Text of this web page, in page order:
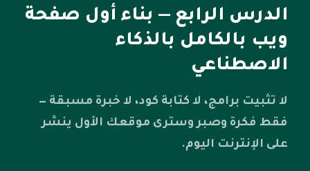
الدرس الرابع — بناء أول صفحة
ويب بالكامل بالذكاء
الاصطناعي
لا تثبيت برامج، لا كتابة كود، لا خبرة مسبقة —
فقط فكرة وصبر وسترى موقعك الأول ينشر
على الإنترنت اليوم.